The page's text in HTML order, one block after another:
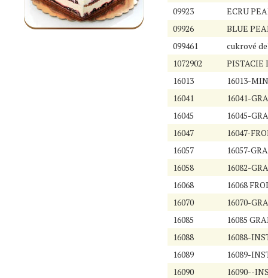
09923
ECRU
09926
BLUE
099461
cukrové
1072902
PISTACIE
16013
16013-
16041
16041-
16045
16045-
16047
16047-
16057
16057-
16058
16082-
16068
16068
16070
16070-
16085
16085
16088
16088-
16089
16089-
16090
16090--